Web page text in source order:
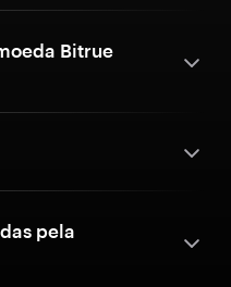
Bitrue
pela